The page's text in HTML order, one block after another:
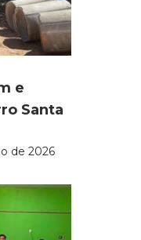
e
Santa
de 2026